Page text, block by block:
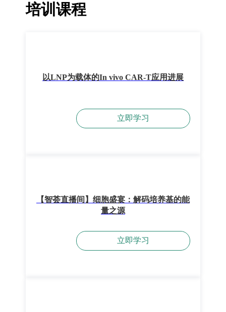
培训课程
以LNP为载体的In vivo CAR-T应用进展
立即学习
【智荟直播间】细胞盛宴：解码培养基的能
量之源
立即学习